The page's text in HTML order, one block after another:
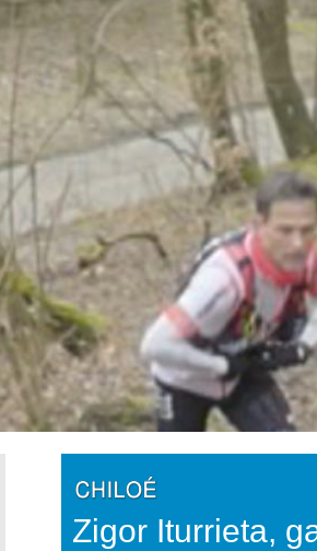
Zigor Iturrieta,